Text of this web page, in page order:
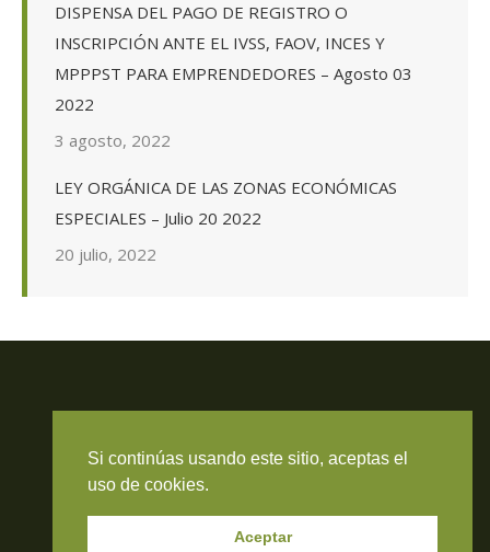
DISPENSA DEL PAGO DE REGISTRO O
INSCRIPCIÓN ANTE EL IVSS, FAOV, INCES Y
MPPPST PARA EMPRENDEDORES – Agosto 03
2022
3 agosto, 2022
LEY ORGÁNICA DE LAS ZONAS ECONÓMICAS
ESPECIALES – Julio 20 2022
20 julio, 2022
© 2026 Todos los derechos reservados. RIF J-000371423
Si continúas usando este sitio, aceptas el
uso de cookies.
Aceptar